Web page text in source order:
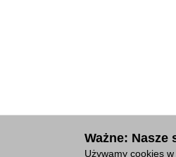
Ważne:
Używamy cookies